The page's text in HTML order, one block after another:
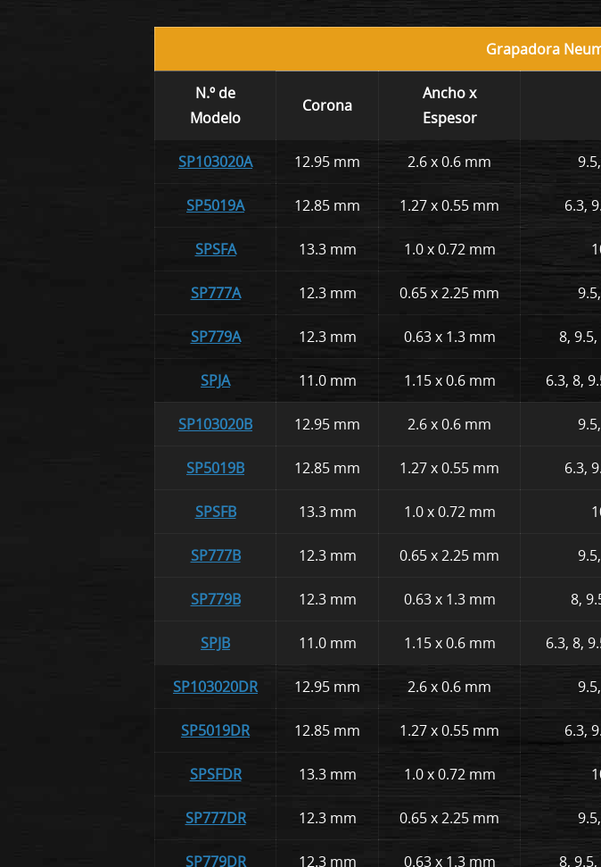
Grapadora
N.º de
Modelo
Corona
Ancho x
Espesor
SP103020A 12.95 mm 2.6 x 0.6 mm
SP5019A 12.85 mm 1.27 x 0.55 mm 6.3,
SPSFA 13.3 mm 1.0 x 0.72 mm
SP777A 12.3 mm 0.65 x 2.25 mm
SP779A 12.3 mm 0.63 x 1.3 mm 8,
SPJA 11.0 mm 1.15 x 0.6 mm 6.3, 8,
SP103020B 12.95 mm 2.6 x 0.6 mm
SP5019B 12.85 mm 1.27 x 0.55 mm 6.3,
SPSFB 13.3 mm 1.0 x 0.72 mm
SP777B 12.3 mm 0.65 x 2.25 mm
SP779B 12.3 mm 0.63 x 1.3 mm 8,
SPJB 11.0 mm 1.15 x 0.6 mm 6.3, 8,
SP103020DR 12.95 mm 2.6 x 0.6 mm
SP5019DR 12.85 mm 1.27 x 0.55 mm 6.3,
SPSFDR 13.3 mm 1.0 x 0.72 mm
SP777DR 12.3 mm 0.65 x 2.25 mm
SP779DR 12.3 mm 0.63 x 1.3 mm 8,